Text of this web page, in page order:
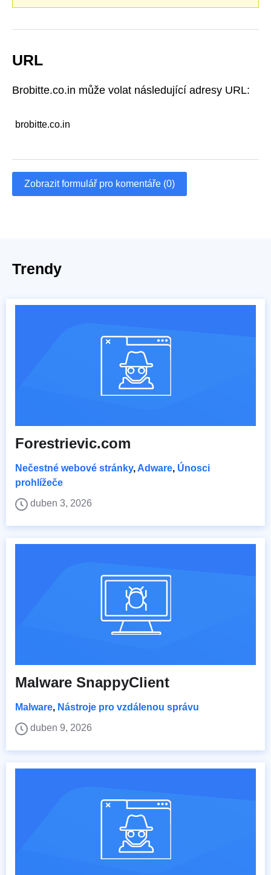
URL
Brobitte.co.in může volat následující adresy URL:
brobitte.co.in
Zobrazit formulář pro komentáře (0)
Trendy
Forestrievic.com
Nečestné webové stránky, Adware, Únosci
prohlížeče
duben 3, 2026
Malware SnappyClient
Malware, Nástroje pro vzdálenou správu
duben 9, 2026